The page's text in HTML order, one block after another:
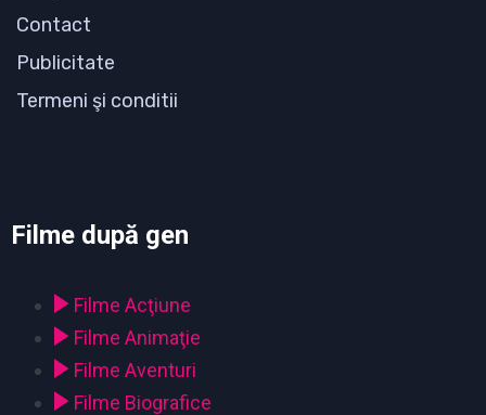
Contact
Publicitate
Termeni şi conditii
Filme după gen
Filme Acţiune
Filme Animaţie
Filme Aventuri
Filme Biografice